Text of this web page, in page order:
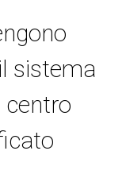
sistema
centro